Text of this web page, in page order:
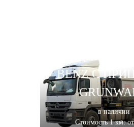
BENZ С
в наличии
Стоимость 1 км: